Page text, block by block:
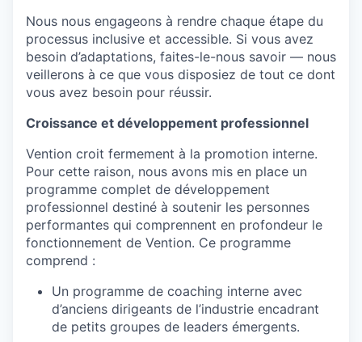
Nous nous engageons à rendre chaque étape du
processus inclusive et accessible. Si vous avez
besoin d’adaptations, faites-le-nous savoir — nous
veillerons à ce que vous disposiez de tout ce dont
vous avez besoin pour réussir.
Croissance et développement professionnel
Vention croit fermement à la promotion interne.
Pour cette raison, nous avons mis en place un
programme complet de développement
professionnel destiné à soutenir les personnes
performantes qui comprennent en profondeur le
fonctionnement de Vention. Ce programme
comprend :
Un programme de coaching interne avec
d’anciens dirigeants de l’industrie encadrant
de petits groupes de leaders émergents.